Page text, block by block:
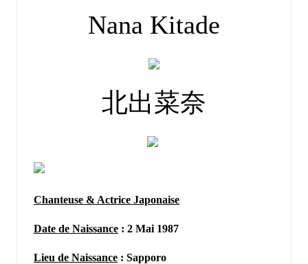
Nana Kitade
北出菜奈
Chanteuse & Actrice Japonaise
Date de Naissance : 2 Mai 1987
Lieu de Naissance : Sapporo